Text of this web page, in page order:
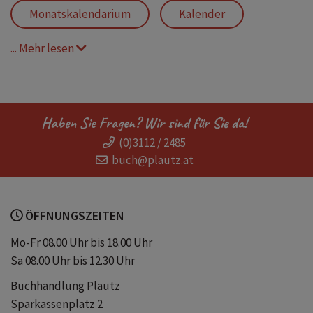
Monatskalendarium Kalender
Alpen
Wandern Hütten Hiking
trekking
... Mehr lesen
Haben Sie Fragen? Wir sind für Sie da!
(0)3112 / 2485
buch@plautz.at
ÖFFNUNGSZEITEN
Mo-Fr 08.00 Uhr bis 18.00 Uhr
Sa 08.00 Uhr bis 12.30 Uhr
Buchhandlung Plautz
Sparkassenplatz 2